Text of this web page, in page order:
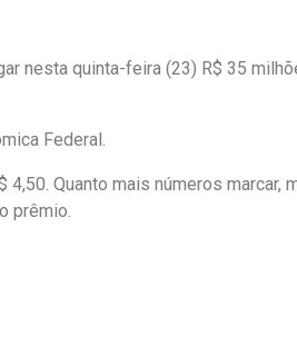
nesta quinta-feira (23) R$ 35
Federal.
Quanto mais números marcar,
prêmio.